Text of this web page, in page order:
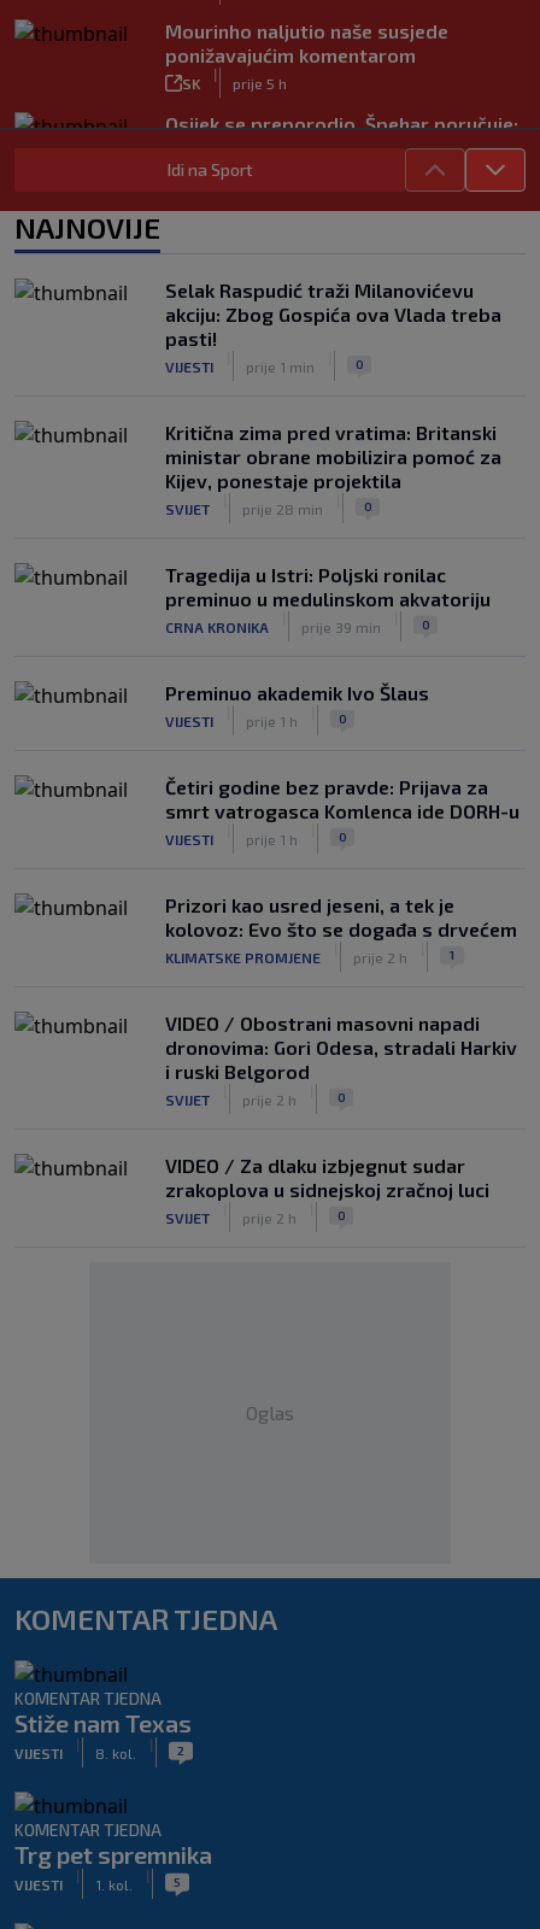
Mourinho naljutio naše susjede
ponižavajućim komentarom
SK
|
prije 5 h
Osijek se preporodio, Špehar poručuje:
SK
|
prije 3 h
Carević nakon drugog poraza: ‘Ne
SK prije 6 h
Zekić sasuo kritike nakon remija: ‘O
problemima možemo pričati tri dana’
|
prije 3 h
Idi na Sport
NAJNOVIJE
Selak Raspudić traži Milanovićevu
akciju: Zbog Gospića ova Vlada treba
pasti!
VIJESTI prije 1 min 0
Kritična zima pred vratima: Britanski
ministar obrane mobilizira pomoć za
Kijev, ponestaje projektila
SVIJET prije 28 min 0
Tragedija u Istri: Poljski ronilac
preminuo u medulinskom akvatoriju
CRNA KRONIKA prije 39 min 0
Preminuo akademik Ivo Šlaus
VIJESTI prije 1 h 0
Četiri godine bez pravde: Prijava za
smrt vatrogasca Komlenca ide DORH-u
VIJESTI prije 1 h 0
Prizori kao usred jeseni, a tek je
kolovoz: Evo što se događa s drvećem
KLIMATSKE PROMJENE prije 2 h 1
VIDEO / Obostrani masovni napadi
dronovima: Gori Odesa, stradali Harkiv
i ruski Belgorod
SVIJET prije 2 h 0
VIDEO / Za dlaku izbjegnut sudar
zrakoplova u sidnejskoj zračnoj luci
SVIJET prije 2 h 0
Oglas
KOMENTAR TJEDNA
KOMENTAR TJEDNA
Stiže nam Texas
VIJESTI
|
8. kol.
| 2
KOMENTAR TJEDNA
Trg pet spremnika
VIJESTI
|
1. kol.
| 5